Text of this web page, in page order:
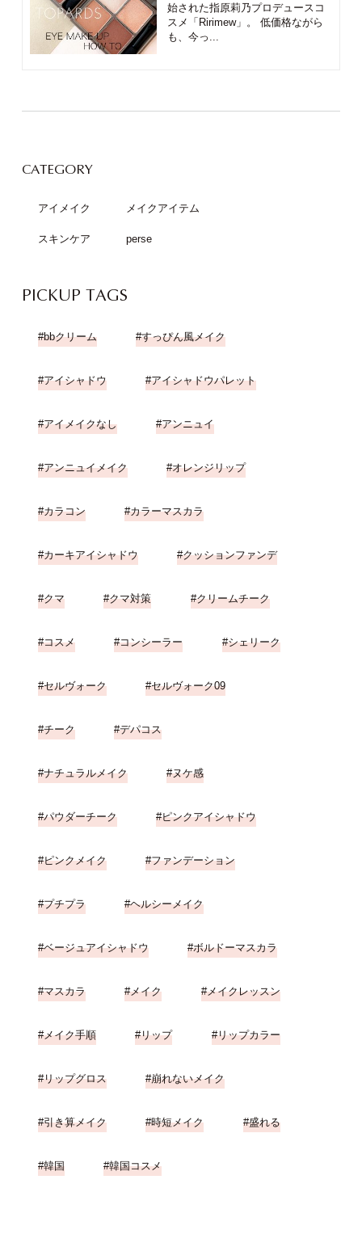
始された指原莉乃プロデュースコ
スメ「Ririmew」。 低価格ながら
も、今っ...
CATEGORY
アイメイク メイクアイテム
スキンケア perse
PICKUP TAGS
bbクリーム すっぴん風メイク
アイシャドウ アイシャドウパレット
アイメイクなし アンニュイ
アンニュイメイク オレンジリップ
カラコン カラーマスカラ
カーキアイシャドウ クッションファンデ
クマ クマ対策 クリームチーク
コスメ コンシーラー シェリーク
セルヴォーク セルヴォーク09
チーク デパコス
ナチュラルメイク ヌケ感
パウダーチーク ピンクアイシャドウ
ピンクメイク ファンデーション
プチプラ ヘルシーメイク
ベージュアイシャドウ ボルドーマスカラ
マスカラ メイク メイクレッスン
メイク手順 リップ リップカラー
リップグロス 崩れないメイク
引き算メイク 時短メイク 盛れる
韓国 韓国コスメ